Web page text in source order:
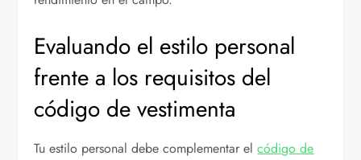
Evaluando el estilo personal
frente a los requisitos del
código de vestimenta
Tu estilo personal debe complementar elcódigo de